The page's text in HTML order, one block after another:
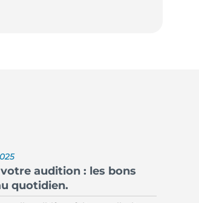
audition : les bons
quotidien.